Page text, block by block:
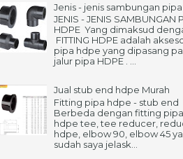
Jenis - jenis sambungan
JENIS - JENIS SAMBUNGAN
HDPE Yang dimaksud
FITTING HDPE adalah
pipa hdpe yang dipasang
jalur pipa HDPE . ...
Jual stub end hdpe Murah
Fitting pipa hdpe - stub end
Berbeda dengan fitting pipa
hdpe tee, tee reducer,
hdpe, elbow 90, elbow 45
sudah saya jelask...